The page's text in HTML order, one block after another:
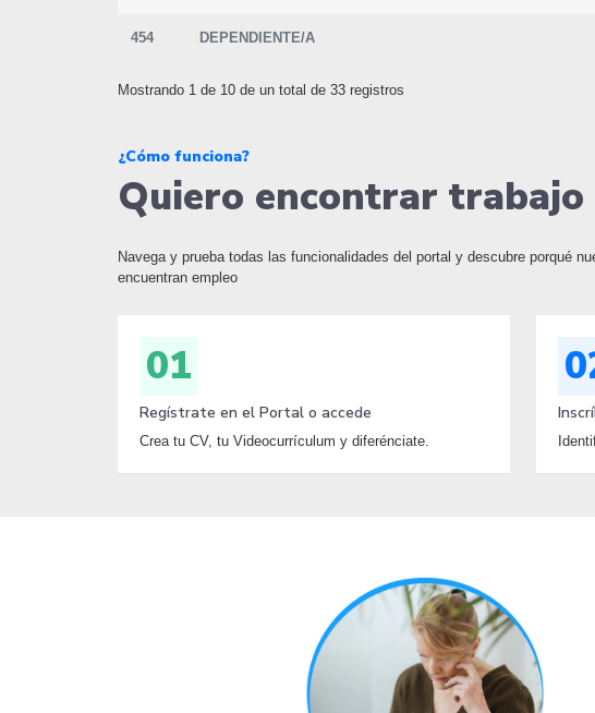
454 DEPENDIENTE/A
Mostrando 1 de 10 de un total de 33 registros
¿Cómo funciona?
Quiero encontrar trabajo
Navega y prueba todas las funcionalidades del portal y descubre porqué
encuentran empleo
01
Regístrate en el Portal o accede
Crea tu CV, tu Videocurrículum y diferénciate.